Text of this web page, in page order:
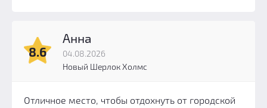
8.6
Анна
04.08.2026
Новый Шерлок Холмс
Отличное место, чтобы отдохнуть от городской